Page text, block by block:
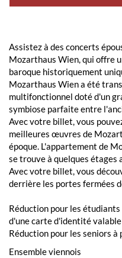
Assistez à des concerts
Mozarthaus Wien, qui offre
baroque historiquement
Mozarthaus Wien a été
multifonctionnel doté d'un
symbiose parfaite entre
Avec votre billet, vous
meilleures œuvres de
époque. L'appartement de
se trouve à quelques étages
Avec votre billet, vous
derrière les portes fermées
Réduction pour les
d'une carte d'identité valable
Réduction pour les seniors à
Ensemble viennois